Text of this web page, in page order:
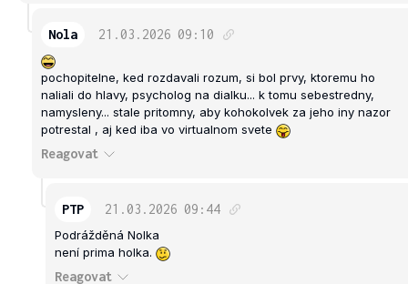
Nola 21.03.2026 09:10
pochopitelne, ked rozdavali rozum, si bol prvy, ktoremu ho
naliali do hlavy, psycholog na dialku... k tomu sebestredny,
namysleny... stale pritomny, aby kohokolvek za jeho iny nazor
potrestal , aj ked iba vo virtualnom svete
Reagovat
PTP 21.03.2026 09:44
Podrážděná Nolka
není prima holka.
Reagovat